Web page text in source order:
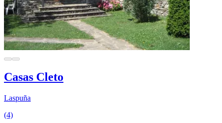
Casas Cleto
Laspuña
(4)